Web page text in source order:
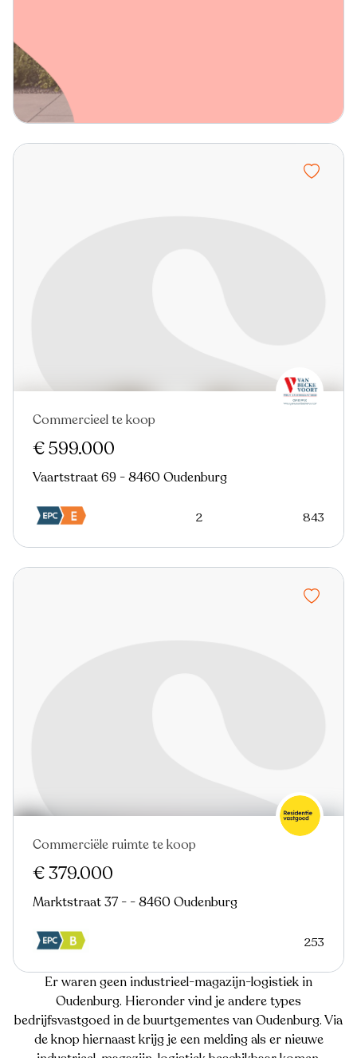
Commercieel te koop
€ 599.000
Vaartstraat 69 - 8460 Oudenburg
2 843
Commerciële ruimte te koop
€ 379.000
Marktstraat 37 - - 8460 Oudenburg
253
Er waren geen industrieel-magazijn-logistiek in
Oudenburg. Hieronder vind je andere types
bedrijfsvastgoed in de buurtgementes van Oudenburg. Via
de knop hiernaast krijg je een melding als er nieuwe